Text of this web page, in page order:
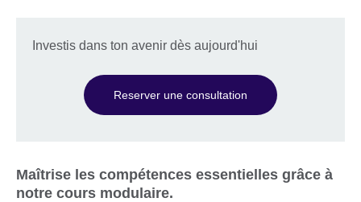
Investis dans ton avenir dès aujourd'hui
Reserver une consultation
Maîtrise les compétences essentielles grâce à
notre cours modulaire.